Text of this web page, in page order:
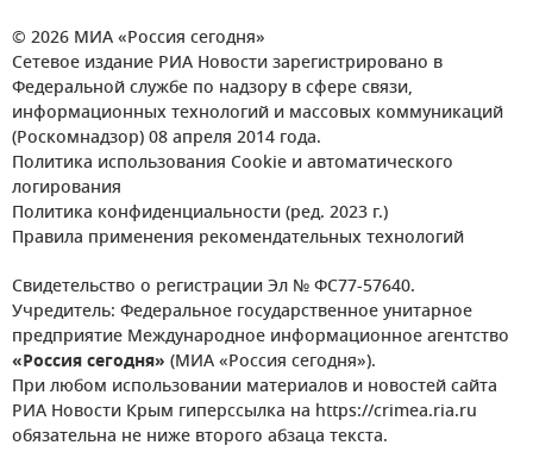
© 2026 МИА «Россия сегодня»
Сетевое издание РИА Новости зарегистрировано в
Федеральной службе по надзору в сфере связи,
информационных технологий и массовых коммуникаций
(Роскомнадзор) 08 апреля 2014 года.
Политика использования Cookie и автоматического
логирования
Политика конфиденциальности (ред. 2023 г.)
Правила применения рекомендательных технологий
Свидетельство о регистрации Эл № ФС77-57640.
Учредитель: Федеральное государственное унитарное
предприятие Международное информационное агентство
«Россия сегодня» (МИА «Россия сегодня»).
При любом использовании материалов и новостей сайта
РИА Новости Крым гиперссылка на https://crimea.ria.ru
обязательна не ниже второго абзаца текста.